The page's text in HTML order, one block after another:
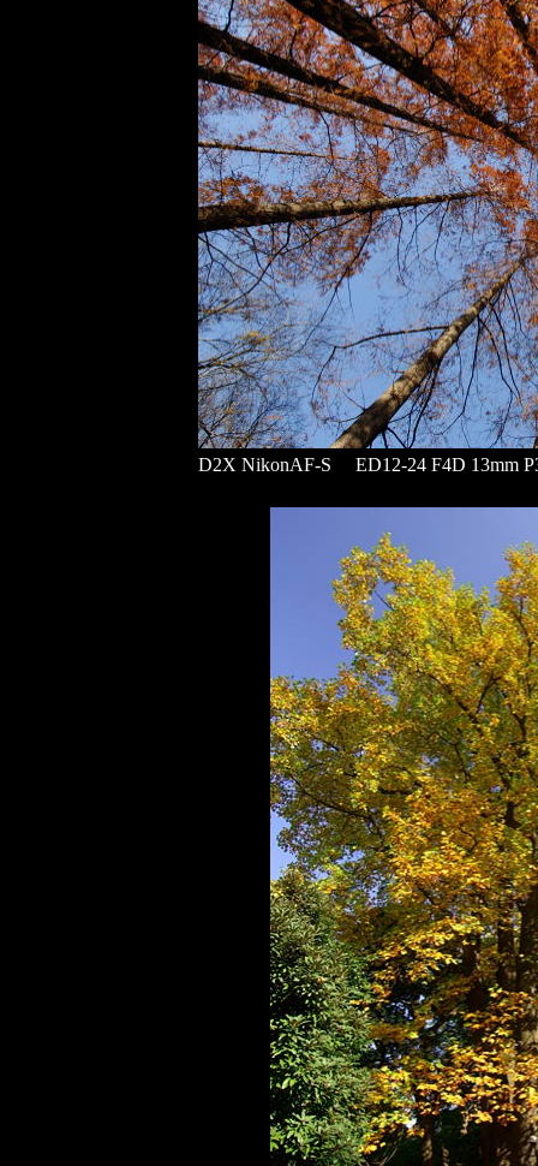
D2X NikonAF-S ED12-24 F4D 13mm